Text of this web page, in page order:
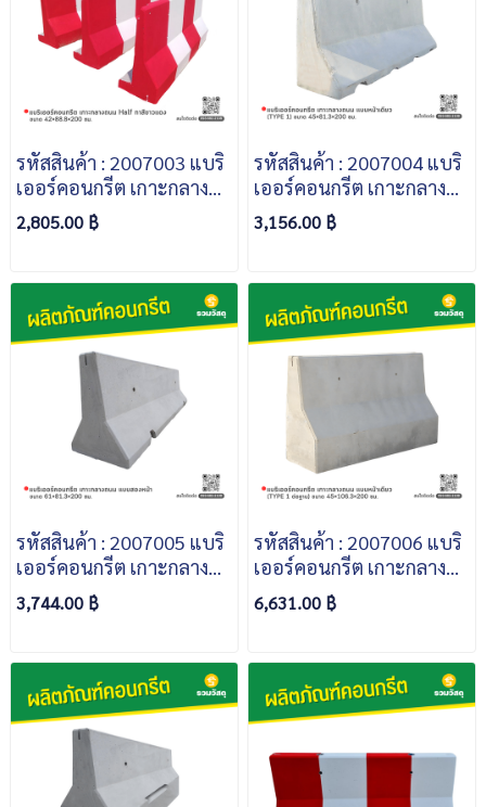
รหัสสินค้า : 2007003 แบริ
เออร์คอนกรีต เกาะกลาง
ถนน Half ขนาด
42x88.8x200 ซม. ทาสีขาว
2,805.00 ฿
รหัสสินค้า : 2007004 แบริ
เออร์คอนกรีต เกาะกลาง
ถนน เเบบหน้าเดียว (TYPE
1) ขนาด 45×81.3×200
3,156.00 ฿
รหัสสินค้า : 2007005 แบริ
เออร์คอนกรีต เกาะกลาง
ถนน แบบสองหน้า (TYPE
2) ขนาด 61×81.3×200
3,744.00 ฿
รหัสสินค้า : 2007006 แบริ
เออร์คอนกรีต เกาะกลาง
ถนน เเบบหน้าเดียว (TYPE
1 ต่อฐาน) ขนาด
6,631.00 ฿